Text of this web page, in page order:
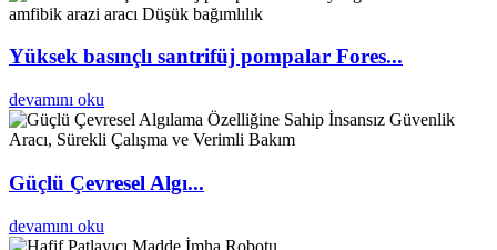
Yüksek basınçlı santrifüj pompalar Fores...
devamını oku
Güçlü Çevresel Algı...
devamını oku